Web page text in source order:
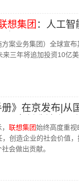
想集团 ：人工
方案业务集团）全球宣
三年将追加投资10亿
》在京发布|从
联想集团始终高度重视
创造企业的社会价值
会做出贡献。